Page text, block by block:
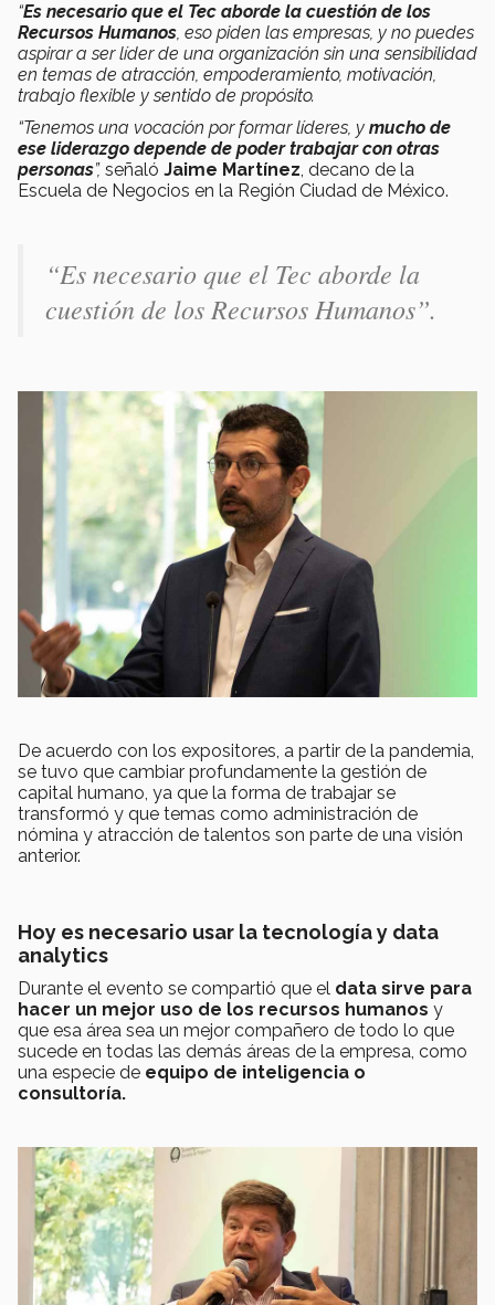
“Es necesario que el Tec aborde la cuestión de los
Recursos Humanos, eso piden las empresas, y no puedes
aspirar a ser líder de una organización sin una sensibilidad
en temas de atracción, empoderamiento, motivación,
trabajo flexible y sentido de propósito.
“Tenemos una vocación por formar líderes, y mucho de
ese liderazgo depende de poder trabajar con otras
personas”, señaló Jaime Martínez, decano de la
Escuela de Negocios en la Región Ciudad de México.
“Es necesario que el Tec aborde la
cuestión de los Recursos Humanos”.
De acuerdo con los expositores, a partir de la pandemia,
se tuvo que cambiar profundamente la gestión de
capital humano, ya que la forma de trabajar se
transformó y que temas como administración de
nómina y atracción de talentos son parte de una visión
anterior.
Hoy es necesario usar la tecnología y data
analytics
Durante el evento se compartió que el data sirve para
hacer un mejor uso de los recursos humanos y
que esa área sea un mejor compañero de todo lo que
sucede en todas las demás áreas de la empresa, como
una especie de equipo de inteligencia o
consultoría.